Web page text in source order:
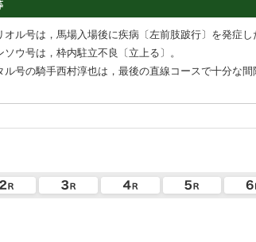
オル号は，馬場入場後に疾病〔左前肢跛行〕を発症し
ソウ号は，枠内駐立不良〔立上る〕。
ル号の騎手西村淳也は，最後の直線コースで十分な